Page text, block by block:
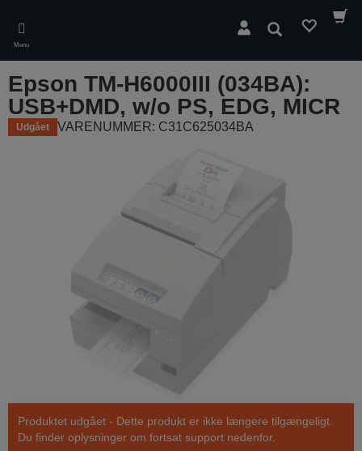
main
content
Menu
Søg
Epson TM-H6000III (034BA):
USB+DMD, w/o PS, EDG, MICR
Udgået VARENUMMER: C31C625034BA
Produktet udgået - Dette produkt er ikke længere tilgængeligt.
Du finder oplysninger om fortsat support nedenfor.